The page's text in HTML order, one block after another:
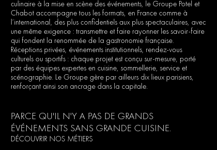
culinaire à la mise en scène des événements, le Groupe Potel et
Chabot accompagne tous les formats, en France comme à
l’international, des plus confidentiels aux plus spectaculaires, avec
une même exigence : transmettre et faire rayonner les savoir-faire
qui fondent la renommée de la gastronomie française.
Réceptions privées, événements institutionnels, rendez-vous
culturels ou sportifs : chaque projet est conçu sur-mesure, porté
par des équipes expertes en cuisine, sommellerie, service et
scénographie. Le Groupe gère par ailleurs dix lieux parisiens,
renforçant ainsi son ancrage dans la capitale.
PARCE QU'IL N'Y A PAS DE GRANDS
ÉVÉNEMENTS SANS GRANDE CUISINE.
DÉCOUVRIR NOS MÉTIERS